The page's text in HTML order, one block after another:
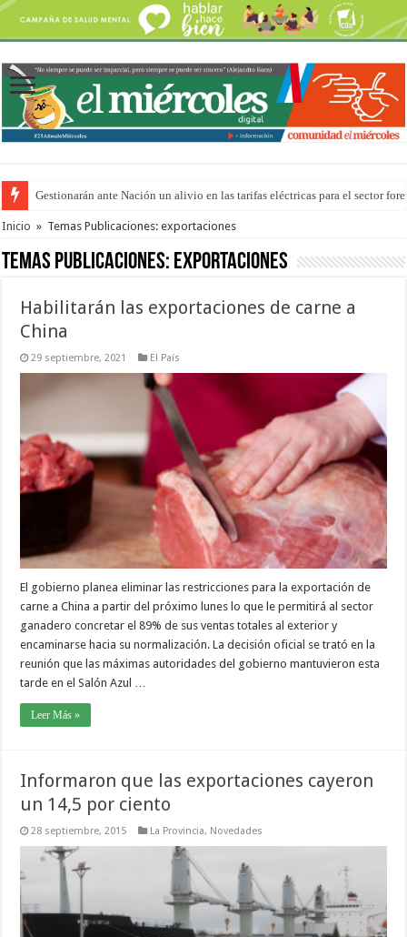
Gestionarán ante Nación un alivio en las tarifas eléctricas para el sector
La media sanción a la ley de Inviolabilidad ya ingresó en revisión a
Inicio » Temas Publicaciones: exportaciones
Temas Publicaciones: exportaciones
Habilitarán las exportaciones de carne a
China
29 septiembre, 2021 El País
El gobierno planea eliminar las restricciones para la exportación de
carne a China a partir del próximo lunes lo que le permitirá al sector
ganadero concretar el 89% de sus ventas totales al exterior y
encaminarse hacia su normalización. La decisión oficial se trató en la
reunión que las máximas autoridades del gobierno mantuvieron esta
tarde en el Salón Azul …
Leer Más »
Informaron que las exportaciones cayeron
un 14,5 por ciento
28 septiembre, 2015 La Provincia, Novedades